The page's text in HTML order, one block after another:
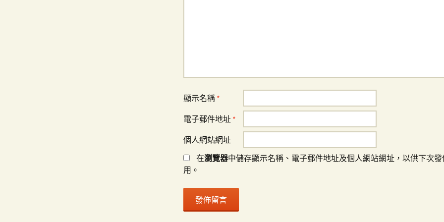
顯示名稱 *
電子郵件地址 *
個人網站網址
在瀏覽器中儲存顯示名稱、電子郵件地址及個人網站網址，以供下次
用。